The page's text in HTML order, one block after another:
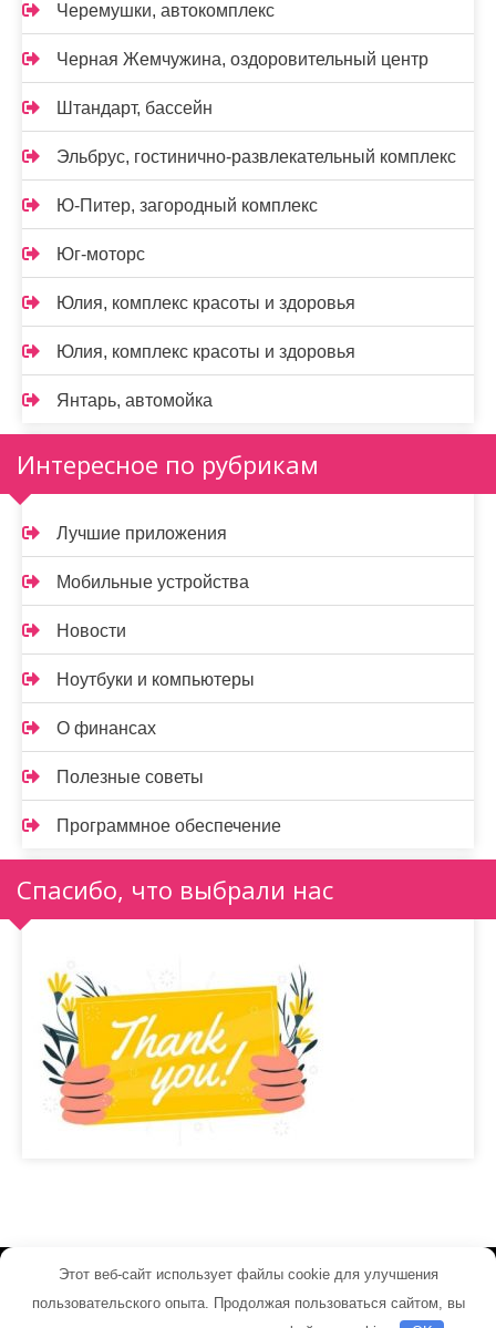
Черемушки, автокомплекс
Черная Жемчужина, оздоровительный центр
Штандарт, бассейн
Эльбрус, гостинично-развлекательный комплекс
Ю-Питер, загородный комплекс
Юг-моторс
Юлия, комплекс красоты и здоровья
Юлия, комплекс красоты и здоровья
Янтарь, автомойка
Интересное по рубрикам
Лучшие приложения
Мобильные устройства
Новости
Ноутбуки и компьютеры
О финансах
Полезные советы
Программное обеспечение
Спасибо, что выбрали нас
its-net.ru - Работает на WordPress
Тема от Grace Themes
Этот веб-сайт использует файлы cookie для улучшения
пользовательского опыта. Продолжая пользоваться сайтом, вы